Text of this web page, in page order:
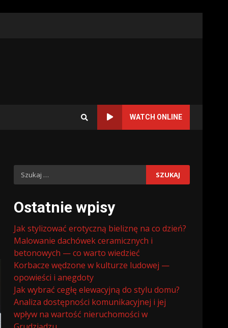
WATCH ONLINE
Szukaj:
Ostatnie wpisy
Jak stylizować erotyczną bieliznę na co dzień?
Malowanie dachówek ceramicznych i
betonowych — co warto wiedzieć
Korbacze wędzone w kulturze ludowej —
opowieści i anegdoty
Jak wybrać cegłę elewacyjną do stylu domu?
Analiza dostępności komunikacyjnej i jej
wpływ na wartość nieruchomości w